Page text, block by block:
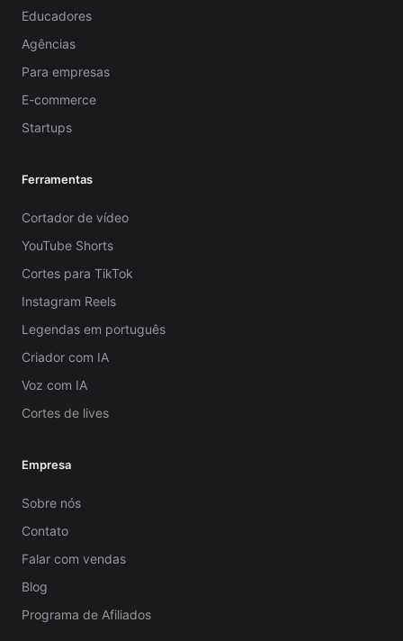
Educadores
Agências
Para empresas
E-commerce
Startups
Ferramentas
Cortador de vídeo
YouTube Shorts
Cortes para TikTok
Instagram Reels
Legendas em português
Criador com IA
Voz com IA
Cortes de lives
Empresa
Sobre nós
Contato
Falar com vendas
Blog
Programa de Afiliados